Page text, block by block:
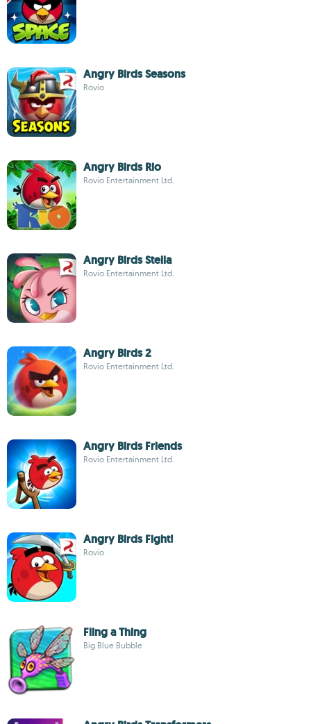
Angry Birds Seasons
Rovio
Angry Birds Rio
Rovio Entertainment Ltd.
Angry Birds Stella
Rovio Entertainment Ltd.
Angry Birds 2
Rovio Entertainment Ltd.
Angry Birds Friends
Rovio Entertainment Ltd.
Angry Birds Fight!
Rovio
Fling a Thing
Big Blue Bubble